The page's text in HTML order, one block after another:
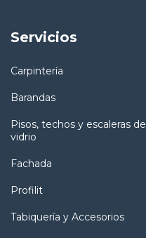
Servicios
Carpintería
Barandas
Pisos, techos y escaleras de
vidrio
Fachada
Profilit
Tabiquería y Accesorios